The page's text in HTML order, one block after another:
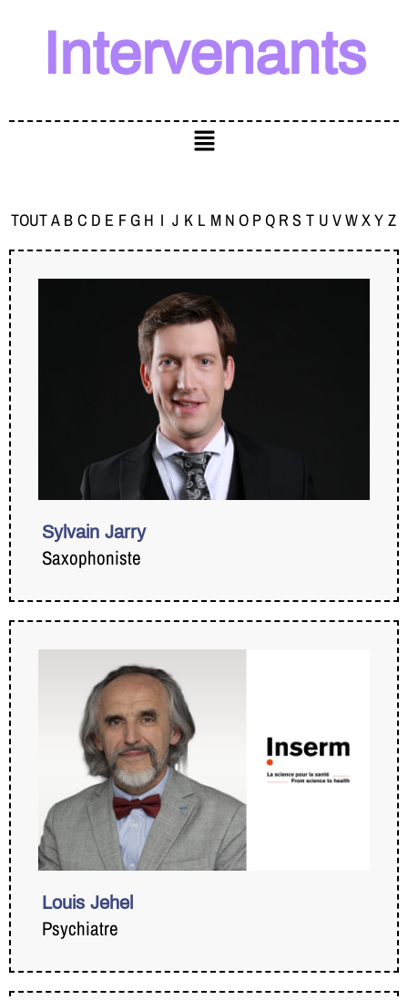
Intervenants
TOUTA B C D E FG H I J K L M N O PQ R S T U VWXY Z
Sylvain Jarry
Saxophoniste
Louis Jehel
Psychiatre